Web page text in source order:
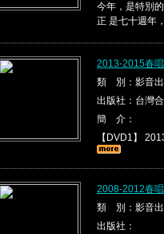
今年，是特別
正 是七十週年
2013-2015春
類 別：影音
出版社：台灣
簡 介：
【DVD1】
2008-2012春
類 別：影音
出版社：